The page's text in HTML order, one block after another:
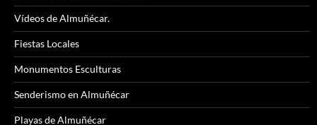
Vídeos de Almuñécar.
Fiestas Locales
Monumentos Esculturas
Senderismo en Almuñécar
Playas de Almuñécar